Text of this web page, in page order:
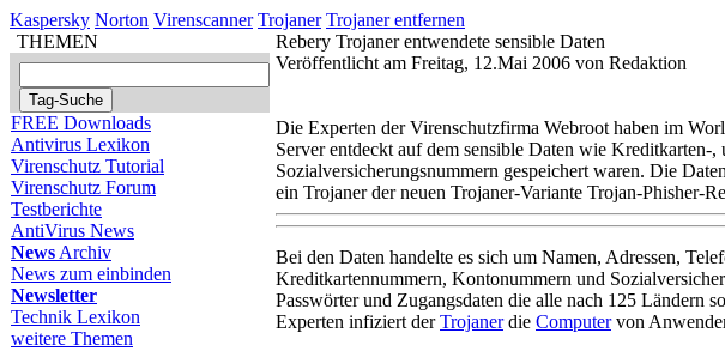
Kaspersky Norton Virenscanner Trojaner Trojaner entfernen
THEMEN
FREE Downloads
Antivirus Lexikon
Virenschutz Tutorial
Virenschutz Forum
Testberichte
AntiVirus News
News Archiv
News zum einbinden
Newsletter
Technik Lexikon
weitere Themen
Rebery Trojaner entwendete sensible Daten
Veröffentlicht am Freitag, 12.Mai 2006 von Redaktion
Die Experten der Virenschutzfirma Webroot haben im
Server entdeckt auf dem sensible Daten wie Kreditkarten-,
Sozialversicherungsnummern gespeichert waren. Die
ein Trojaner der neuen Trojaner-Variante Trojan-Phisher-
Bei den Daten handelte es sich um Namen, Adressen,
Kreditkartennummern, Kontonummern und
Passwörter und Zugangsdaten die alle nach 125 Ländern
Experten infiziert derTrojanerdie Computervon